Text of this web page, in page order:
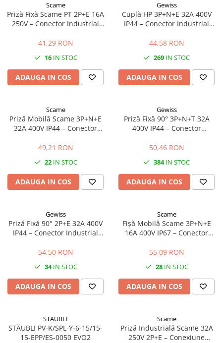
Pulsar Touch
Surse de iluminat
Halogen
Corpuri iluminat exterior
Corpuri iluminat interior
Lampa de veghe
Lustra/pendul dulie
Lustra/pendul LED
Plafoniera LED
Corpuri solare
Lanterne
Stalpi retele electrice
Scule de mana si unelte
Scame
Priză Fixă Scame PT 2P+E 16A
250V – Conector Industrial
41,29 RON
16IN STOC
ADAUGA IN COS
Gewiss
Cuplă HP 3P+N+E 32A 400V
IP44 – Conector Industrial
44,58 RON
269 IN STOC
ADAUGA IN COS
Scame
Priză Mobilă Scame 3P+N+E
32A 400V IP44 – Conector
Utilaje și Șantiere
49,21 RON
22IN STOC
ADAUGA IN COS
Gewiss
Priză Fixă 90° 3P+N+T 32A
400V IP44 – Conector
Montaj pe Perete
50,46 RON
384IN STOC
ADAUGA IN COS
Gewiss
Priză Fixă 90° 2P+E 32A 400V
IP44 – Conector Industrial
54,50 RON
34IN STOC
ADAUGA IN COS
Scame
Fișă Mobilă Scame 3P+N+E
16A 400V IP67 – Conector
Trifazate
55,09 RON
28IN STOC
ADAUGA IN COS
STAUBLI
STÄUBLI PV-K/SPL-Y-6-15/15-
15-EPP/ES-0050 EVO2
Scame
Priză Industrială Scame 32A
250V 2P+E – Conexiune